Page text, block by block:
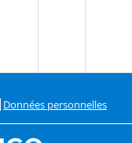
Données personnelles